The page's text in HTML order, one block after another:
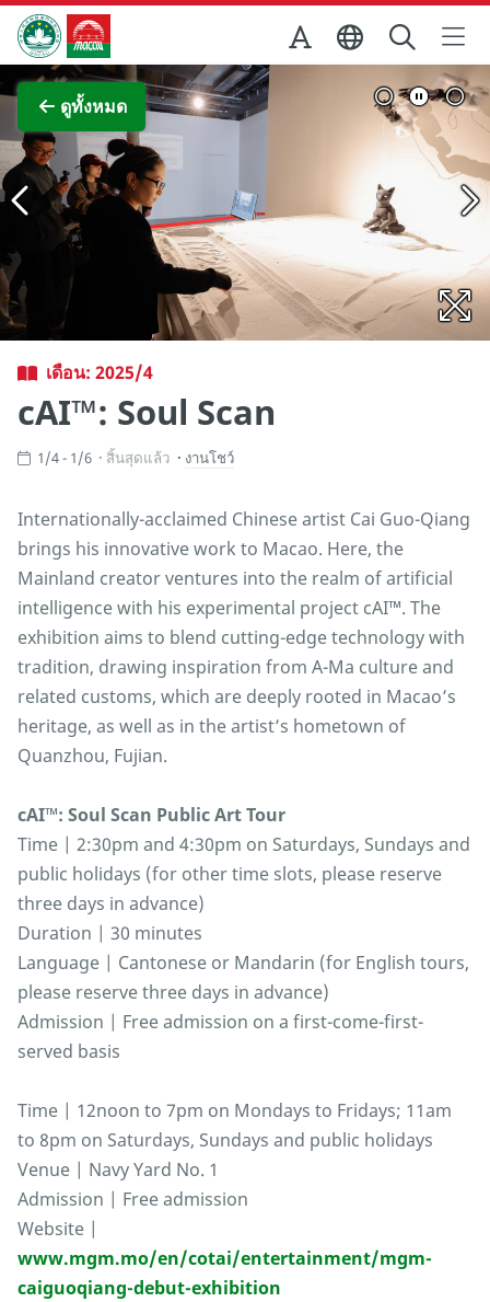
Skip to Main Content
สำนักงานการท่องเที่ยวของรัฐบาลมาเก๊า
ดูทั้งหมด
ภาพขยาย
เดือน: 2025/4
cAI™️: Soul Scan
1/4 - 1/6 สิ้นสุดแล้ว งานโชว์
Internationally-acclaimed Chinese artist Cai Guo-Qiang
brings his innovative work to Macao. Here, the
Mainland creator ventures into the realm of artificial
intelligence with his experimental project cAI™️. The
exhibition aims to blend cutting-edge technology with
tradition, drawing inspiration from A-Ma culture and
related customs, which are deeply rooted in Macao’s
heritage, as well as in the artist’s hometown of
Quanzhou, Fujian.
cAI™: Soul Scan Public Art Tour
Time | 2:30pm and 4:30pm on Saturdays, Sundays and
public holidays (for other time slots, please reserve
three days in advance)
Duration | 30 minutes
Language | Cantonese or Mandarin (for English tours,
please reserve three days in advance)
Admission | Free admission on a first-come-first-
served basis
Time | 12noon to 7pm on Mondays to Fridays; 11am
to 8pm on Saturdays, Sundays and public holidays
Venue | Navy Yard No. 1
Admission | Free admission
Website |
www.mgm.mo/en/cotai/entertainment/mgm-
caiguoqiang-debut-exhibition